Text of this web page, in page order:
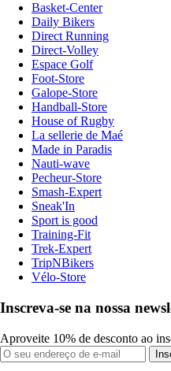
Basket-Center
Daily Bikers
Direct Running
Direct-Volley
Espace Golf
Foot-Store
Galope-Store
Handball-Store
House of Rugby
La sellerie de Maé
Made in Paradis
Nauti-wave
Pecheur-Store
Smash-Expert
Sneak'In
Sport is good
Training-Fit
Trek-Expert
TripNBikers
Vélo-Store
Inscreva-se na nossa
Aproveite 10% de desconto ao